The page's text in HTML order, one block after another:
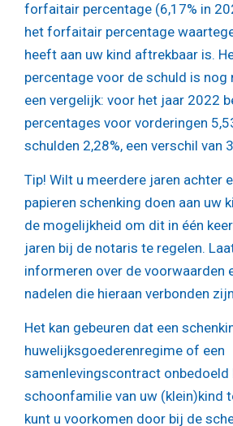
forfaitair percentage (6,17% in
het forfaitair percentage
heeft aan uw kind aftrekbaar is.
percentage voor de schuld is nog
een vergelijk: voor het jaar 2022
percentages voor vorderingen
schulden 2,28%, een verschil van
Tip! Wilt u meerdere jaren achter
papieren schenking doen aan uw
de mogelijkheid om dit in één
jaren bij de notaris te regelen.
informeren over de voorwaarden
nadelen die hieraan verbonden
Het kan gebeuren dat een
huwelijksgoederenregime of een
samenlevingscontract onbedoeld
schoonfamilie van uw (klein)kind
kunt u voorkomen door bij de